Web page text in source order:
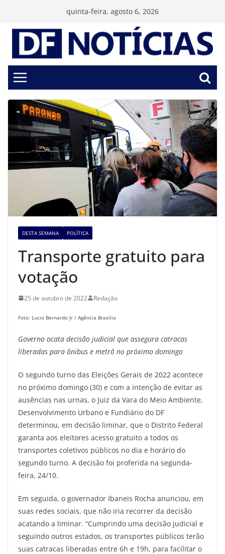
conteúdo
quinta-feira, agosto 6, 2026
DESTA SEMANA POLÍTICA
Transporte gratuito para
votação
25 de outubro de 2022 Redação
Foto: Lucio Bernardo Jr / Agência Brasília
Governo acata decisão judicial que assegura catracas
liberadas para ônibus e metrô no próximo domingo
O segundo turno das Eleições Gerais de 2022 acontece
no próximo domingo (30) e com a intenção de evitar as
ausências nas urnas, o Juiz da Vara do Meio Ambiente,
Desenvolvimento Urbano e Fundiário do DF
determinou, em decisão liminar, que o Distrito Federal
garanta aos eleitores acesso gratuito a todos os
transportes coletivos públicos no dia e horário do
segundo turno. A decisão foi proferida na segunda-
feira, 24/10.
Em seguida, o governador Ibaneis Rocha anunciou, em
suas redes sociais, que não iria recorrer da decisão
acatando a liminar. “Cumprindo uma decisão judicial e
seguindo outros estados, os transportes públicos terão
suas catracas liberadas entre 6h e 19h, para facilitar o